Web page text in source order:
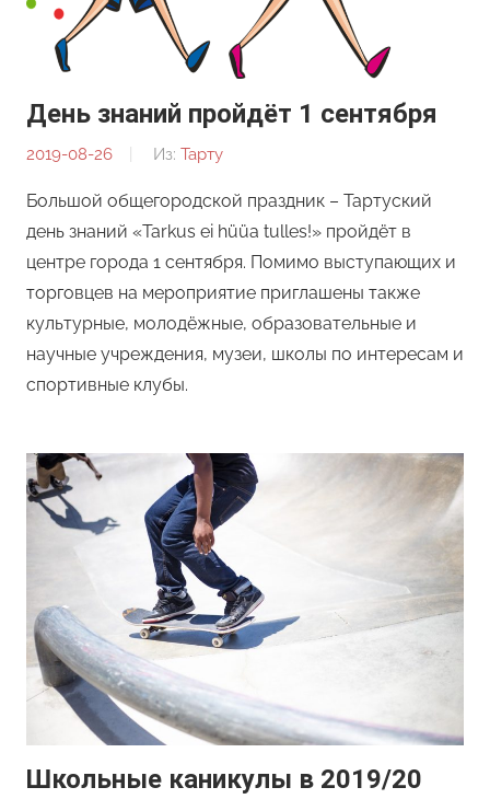
День знаний пройдёт 1 сентября
2019-08-26
От:
Из: Тарту
Большой общегородской праздник – Тартуский
день знаний «Tarkus ei hüüa tulles!» пройдёт в
центре города 1 сентября. Помимо выступающих и
торговцев на мероприятие приглашены также
культурные, молодёжные, образовательные и
научные учреждения, музеи, школы по интересам и
спортивные клубы.
Школьные каникулы в 2019/20